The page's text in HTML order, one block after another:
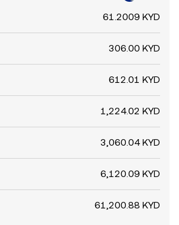
61.2009 KYD
306.00 KYD
612.01 KYD
1,224.02 KYD
3,060.04 KYD
6,120.09 KYD
61,200.88 KYD